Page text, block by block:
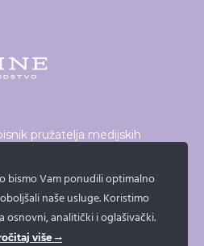
pružatelja medijskih
i radijskog programa
medije.
bismo Vam ponudili optimalno
naše usluge. Koristimo
osnovni, analitički i oglašivački.
više